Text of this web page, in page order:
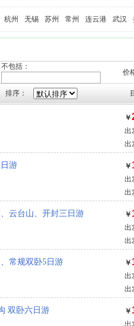
杭州 无锡 苏州 常州 连云港 武汉
不包括：
价
排序：
￥
出
出
游 ￥
出
出
云台山、开封三日游 ￥
出
出
常规双卧5日游 ￥
出
出
双卧六日游 ￥
出